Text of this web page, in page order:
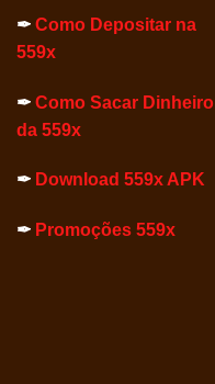
✒ Como Depositar na
559x
✒ Como Sacar Dinheiro
da 559x
✒ Download 559x APK
✒ Promoções 559x